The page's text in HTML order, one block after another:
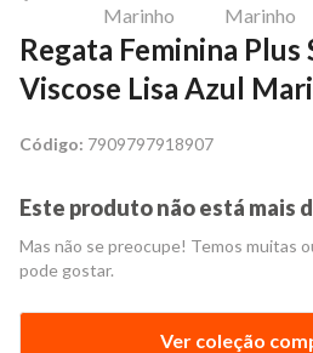
Regata Feminina Plus
Viscose Lisa Azul
Código: 7909797918907
Este produto não está mais
Mas não se preocupe! Temos muitas
pode gostar.
Ver coleção